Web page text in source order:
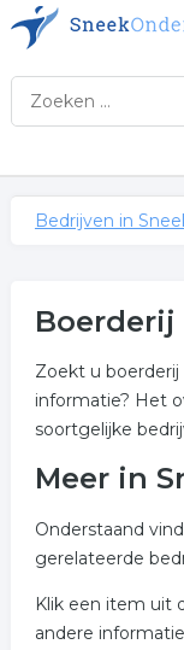
Bedrijven in
Boerderij
Zoekt u
informatie? Het
soortgelijke
Meer in
Onderstaand
gerelateerde
Klik een item uit
andere